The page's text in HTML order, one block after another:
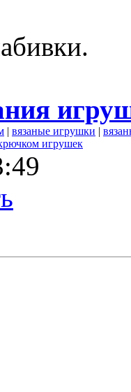
| вязаные игрушки |
игрушек